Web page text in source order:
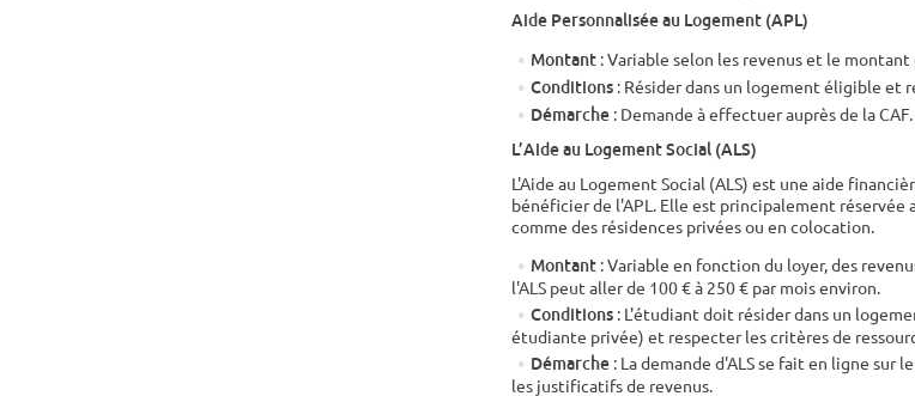
Aide Personnalisée au Logement (APL)
Montant : Variable selon les revenus et le montant
Conditions : Résider dans un logement éligible et
Démarche : Demande à effectuer auprès de la CAF.
L’Aide au Logement Social (ALS)
L'Aide au Logement Social (ALS) est une aide
bénéficier de l'APL. Elle est principalement
comme des résidences privées ou en colocation.
Montant : Variable en fonction du loyer, des
l'ALS peut aller de 100 € à 250 € par mois environ.
Conditions : L'étudiant doit résider dans un
étudiante privée) et respecter les critères de
Démarche : La demande d'ALS se fait en ligne sur
les justificatifs de revenus.